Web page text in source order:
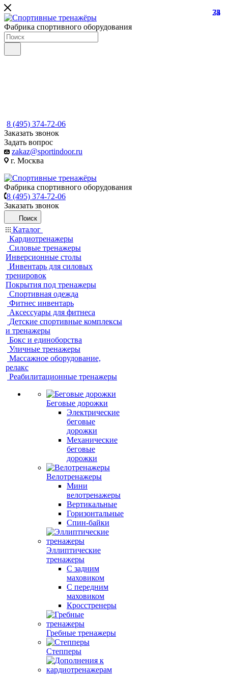
Фабрика спортивного оборудования
8 (495) 374-72-06
Заказать звонок
Задать вопрос
zakaz@sportindoor.ru
г. Москва
Фабрика спортивного оборудования
8 (495) 374-72-06
Заказать звонок
Поиск
Каталог
Кардиотренажеры
Силовые тренажеры
Инверсионные столы
Инвентарь для силовых
тренировок
Покрытия под тренажеры
Спортивная одежда
Фитнес инвентарь
Аксессуары для фитнеса
Детские спортивные комплексы
и тренажеры
Бокс и единоборства
Уличные тренажеры
Массажное оборудование,
релакс
Реабилитационные тренажеры
Беговые дорожки
Электрические
беговые
дорожки
Механические
беговые
дорожки
Велотренажеры
Мини
велотренажеры
Вертикальные
Горизонтальные
Спин-байки
Эллиптические
тренажеры
С задним
маховиком
С передним
маховиком
Кросстренеры
Гребные тренажеры
Степперы
22
8
74
35